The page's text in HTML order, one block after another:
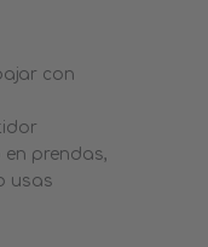
con
prendas,
usas